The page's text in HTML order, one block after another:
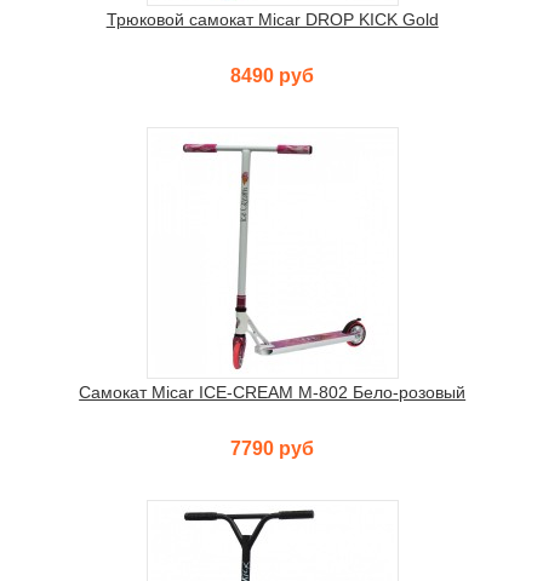
Трюковой самокат Micar DROP KICK Gold
8490 руб
Самокат Micar ICE-CREAM M-802 Бело-розовый
7790 руб